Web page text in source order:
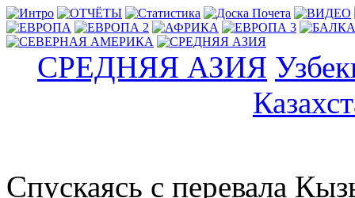
СРЕДНЯЯ АЗИЯ
Спускаясь с перевала